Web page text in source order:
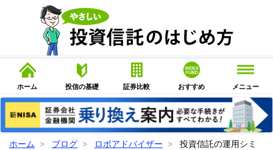
ホーム 投信の基礎 証券比較 おすすめ メニュー
ホーム ブログ ロボアドバイザー
投資信託の運用シミ